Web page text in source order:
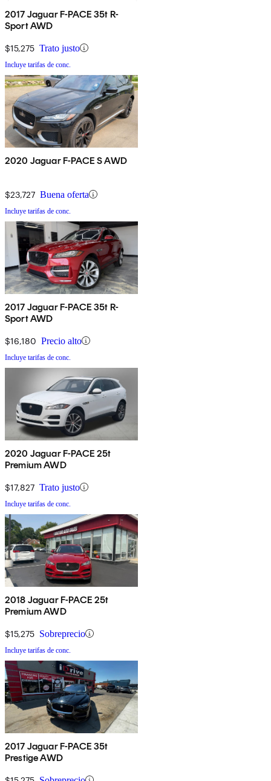
2017 Jaguar F-PACE 35t R-
Sport AWD
$15,275 Trato justo
Incluye tarifas de conc.
2020 Jaguar F-PACE S AWD
$23,727 Buena oferta
Incluye tarifas de conc.
2017 Jaguar F-PACE 35t R-
Sport AWD
$16,180 Precio alto
Incluye tarifas de conc.
2020 Jaguar F-PACE 25t
Premium AWD
$17,827 Trato justo
Incluye tarifas de conc.
2018 Jaguar F-PACE 25t
Premium AWD
$15,275 Sobreprecio
Incluye tarifas de conc.
2017 Jaguar F-PACE 35t
Prestige AWD